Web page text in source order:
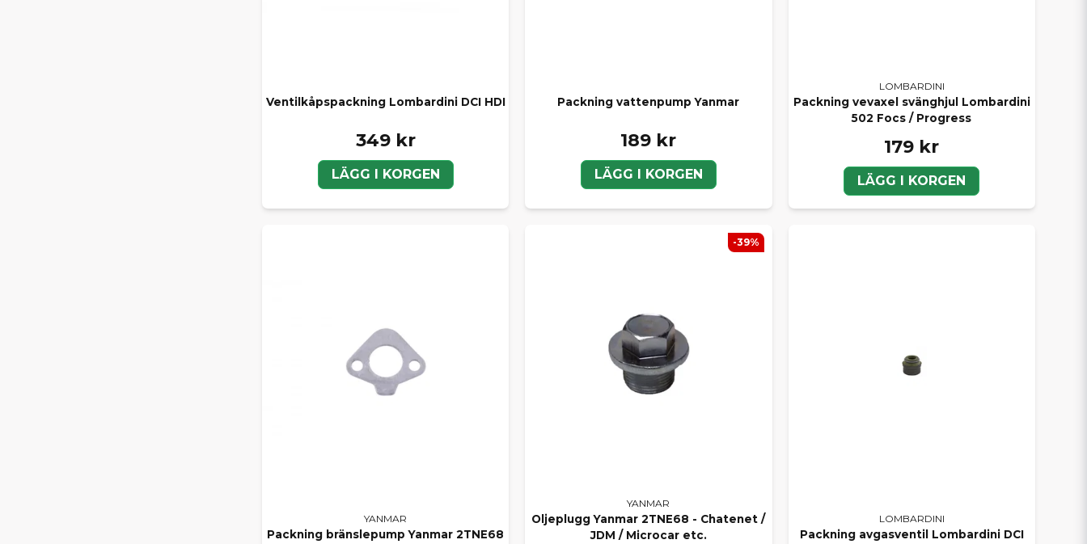
Ventilkåpspackning Lombardini DCI HDI
349 kr
LÄGG I KORGEN
Packning vattenpump Yanmar
189 kr
LÄGG I KORGEN
LOMBARDINI
Packning vevaxel svänghjul Lombardini
502 Focs / Progress
179 kr
LÄGG I KORGEN
YANMAR
Packning bränslepump Yanmar 2TNE68
YANMAR
Oljeplugg Yanmar 2TNE68 - Chatenet /
JDM / Microcar etc.
-39%
LOMBARDINI
Packning avgasventil Lombardini DCI